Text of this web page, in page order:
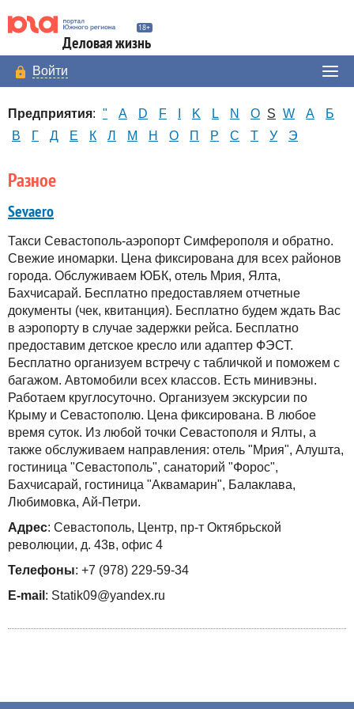
Деловая жизнь
Войти
Предприятия: " A D F K L N O S W А
Б
В
Г Д Е К Л М Н О П Р С Т У Э
Разное
Sevaero
Такси Севастополь-аэропорт Симферополя и обратно.
Свежие иномарки. Цена фиксирована для всех районов
города. Обслуживаем ЮБК, отель Мрия, Ялта,
Бахчисарай. Бесплатно предоставляем отчетные
документы (чек, квитанция). Бесплатно будем ждать Вас
в аэропорту в случае задержки рейса. Бесплатно
предоставим детское кресло или адаптер ФЭСТ.
Бесплатно организуем встречу с табличкой и поможем с
багажом. Автомобили всех классов. Есть минивэны.
Работаем круглосуточно. Организуем экскурсии по
Крыму и Севастополю. Цена фиксирована. В любое
время суток. Из любой точки Севастополя и Ялты, а
также обслуживаем направления: отель "Мрия", Алушта,
гостиница "Севастополь", санаторий "Форос",
Бахчисарай, гостиница "Аквамарин", Балаклава,
Любимовка, Ай-Петри.
Адрес: Севастополь, Центр, пр-т Октябрьской
революции, д. 43в, офис 4
Телефоны: +7 (978) 229-59-34
E-mail : Statik09@yandex.ru